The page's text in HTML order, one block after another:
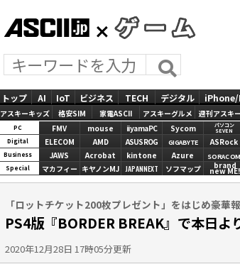
トップ AI IoT ビジネス TECH デジタル iPhone/
アスキーキッズ 格安SIM 家電ASCII アスキーグルメ 週刊アスキー
PC FMV mouse iiyamaPC Sycom
パソコン
SEVEN
Digital ELECOM AMD ASUS ROG GIGABYTE ASRock
Business JAWS Acrobat kintone Azure SORACOM
Special マカフィー キヤノンMJ JAPANNEXT ソフマップ brand
new ME!
「ロットチケット200枚プレゼント」をはじめ豪華
PS4版『BORDER BREAK』で本日
2020年12月28日 17時05分更新